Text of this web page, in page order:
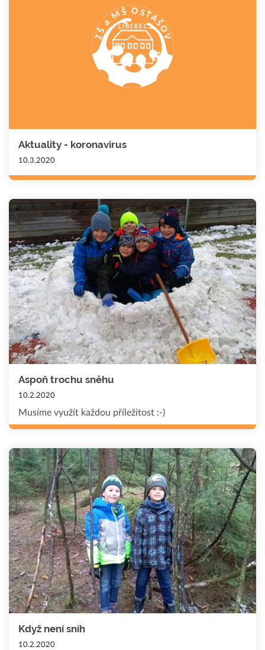
Aktuality - koronavirus
10.3.2020
Aspoň trochu sněhu
10.2.2020
Musíme využít každou příležitost :-)
Když není sníh
10.2.2020